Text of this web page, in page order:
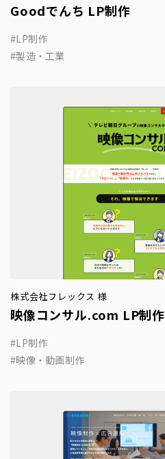
Goodでんち LP制作
LP制作
製造・工業
株式会社フレックス 様
映像コンサル.com LP制作
LP制作
映像・動画制作